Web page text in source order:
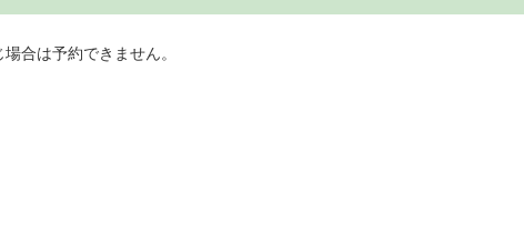
合は予約できません。